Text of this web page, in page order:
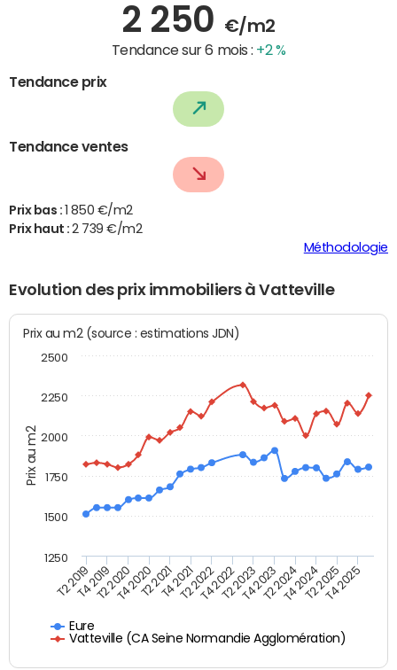
2 250 €/m2
Tendance sur 6 mois : +2 %
Tendance prix
Tendance ventes
Prix bas :
1 850 €/m2
Prix haut :2 739 €/m2
Méthodologie
Evolution des prix immobiliers à Vatteville
Prix au m2
Prix au m2 (source : estimations JDN)
Eure
Vatteville (CA Seine Normandie Agglomération)
T2 2019T4 2019T2 2020T4 2020T2 2021T4 2021T2 2022T4 2022T2 2023T4 2023T2 2024T4 2024T2 2025T4 2025
1250
1500
1750
2000
2250
2500